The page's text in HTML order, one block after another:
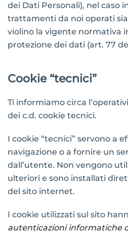
dei Dati Personali), nel caso
trattamenti da noi operati
violino la vigente normativa
protezione dei dati (art. 77
Cookie “tecnici”
Ti informiamo circa
dei c.d. cookie tecnici.
I cookie “tecnici” servono a
navigazione o a fornire un
dall’utente. Non vengono
ulteriori e sono installati
del sito internet.
I cookie utilizzati sul sito
autenticazioni informatiche